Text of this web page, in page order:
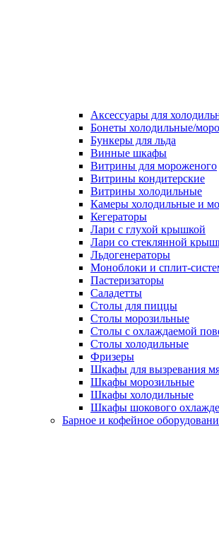
Аксессуары для
Бонеты холодильные/
Бункеры для льда
Винные шкафы
Витрины для мороженого
Витрины кондитерские
Витрины холодильные
Камеры холодильные и
Кегераторы
Лари с глухой крышкой
Лари со стеклянной
Льдогенераторы
Моноблоки и сплит-
Пастеризаторы
Саладетты
Столы для пиццы
Столы морозильные
Столы с охлаждаемой
Столы холодильные
Фризеры
Шкафы для вызревания
Шкафы морозильные
Шкафы холодильные
Шкафы шокового
Барное и кофейное